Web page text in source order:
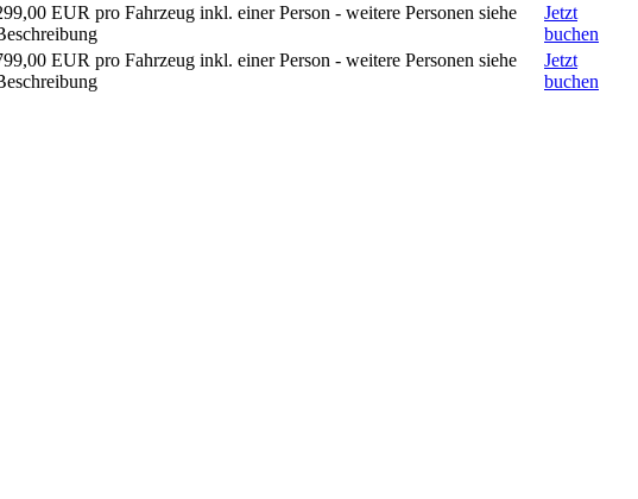
EUR pro Fahrzeug inkl. einer Person - weitere Personen siehe
Jetzt
buchen
EUR pro Fahrzeug inkl. einer Person - weitere Personen siehe
Jetzt
buchen